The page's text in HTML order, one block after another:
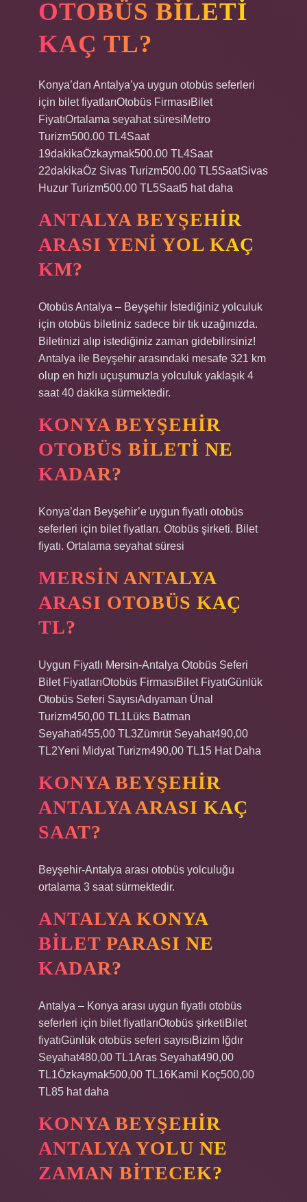
OTOBÜS BILETI
KAÇ TL?
Konya’dan Antalya’ya uygun otobüs seferleri
için bilet fiyatlarıOtobüs FirmasıBilet
FiyatıOrtalama seyahat süresiMetro
Turizm500.00 TL4Saat
19dakikaÖzkaymak500.00 TL4Saat
22dakikaÖz Sivas Turizm500.00 TL5SaatSivas
Huzur Turizm500.00 TL5Saat5 hat daha
ANTALYA BEYŞEHIR
ARASI YENI YOL KAÇ
KM?
Otobüs Antalya – Beyşehir İstediğiniz yolculuk
için otobüs biletiniz sadece bir tık uzağınızda.
Biletinizi alıp istediğiniz zaman gidebilirsiniz!
Antalya ile Beyşehir arasındaki mesafe 321 km
olup en hızlı uçuşumuzla yolculuk yaklaşık 4
saat 40 dakika sürmektedir.
KONYA BEYŞEHIR
OTOBÜS BILETI NE
KADAR?
Konya’dan Beyşehir’e uygun fiyatlı otobüs
seferleri için bilet fiyatları. Otobüs şirketi. Bilet
fiyatı. Ortalama seyahat süresi
MERSIN ANTALYA
ARASI OTOBÜS KAÇ
TL?
Uygun Fiyatlı Mersin-Antalya Otobüs Seferi
Bilet FiyatlarıOtobüs FirmasıBilet FiyatıGünlük
Otobüs Seferi SayısıAdıyaman Ünal
Turizm450,00 TL1Lüks Batman
Seyahati455,00 TL3Zümrüt Seyahat490,00
TL2Yeni Midyat Turizm490,00 TL15 Hat Daha
KONYA BEYŞEHIR
ANTALYA ARASI KAÇ
SAAT?
Beyşehir-Antalya arası otobüs yolculuğu
ortalama 3 saat sürmektedir.
ANTALYA KONYA
BILET PARASI NE
KADAR?
Antalya – Konya arası uygun fiyatlı otobüs
seferleri için bilet fiyatlarıOtobüs şirketiBilet
fiyatıGünlük otobüs seferi sayısıBizim Iğdır
Seyahat480,00 TL1Aras Seyahat490,00
TL1Özkaymak500,00 TL16Kamil Koç500,00
TL85 hat daha
KONYA BEYŞEHIR
ANTALYA YOLU NE
ZAMAN BITECEK?